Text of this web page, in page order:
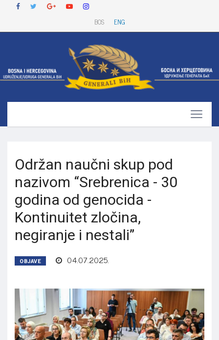
BOS ENG
Održan naučni skup pod
nazivom “Srebrenica - 30
godina od genocida -
Kontinuitet zločina,
negiranje i nestali”
OBJAVE 04.07.2025.